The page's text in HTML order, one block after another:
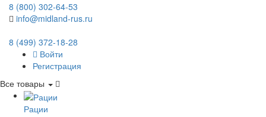
8 (800) 302-64-53
info@midland-rus.ru
8 (499) 372-18-28
Войти
Регистрация
Все товары
Рации